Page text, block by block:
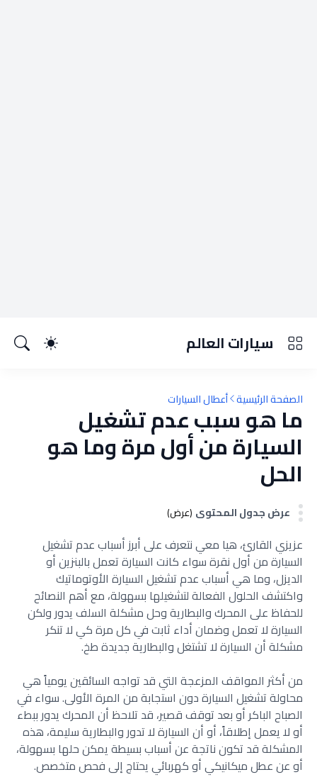
سيارات العالم
الصفحة الرئيسية أعطال السيارات
ما هو سبب عدم تشغيل
السيارة من أول مرة وما هو
الحل
عرض جدول المحتوى (عرض)
عزيزي القارئ، هيا معي نتعرف على أبرز أسباب عدم تشغيل
السيارة من أول نقرة سواء كانت السيارة تعمل بالبنزين أو
الديزل، وما هي أسباب عدم تشغيل السيارة الأوتوماتيك
واكتشف الحلول الفعالة لتشغيلها بسهولة، مع أهم النصائح
للحفاظ على المحرك والبطارية وحل مشكلة السلف يدور ولكن
السيارة لا تعمل وضمان أداء ثابت في كل مرة كي لا تنكر
مشكلة أن السيارة لا تشتغل والبطارية جديدة طخ.
من أكثر المواقف المزعجة التي قد تواجه السائقين يومياً هي
محاولة تشغيل السيارة دون استجابة من المرة الأولى. سواء في
الصباح الباكر أو بعد توقف قصير، قد تلاحظ أن المحرك يدور ببطء
أو لا يعمل إطلاقاً، أو أن السيارة لا تدور والبطارية سليمة، هذه
المشكلة قد تكون ناتجة عن أسباب بسيطة يمكن حلها بسهولة،
أو عن عطل ميكانيكي أو كهربائي يحتاج إلى فحص متخصص.